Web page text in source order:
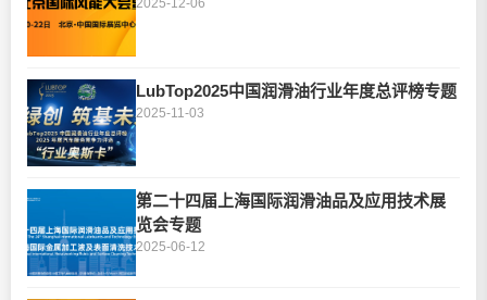
2025-12-06
LubTop2025中国润滑油行业年度总评榜专题
2025-11-03
第二十四届上海国际润滑油品及应用技术展
览会专题
2025-06-12